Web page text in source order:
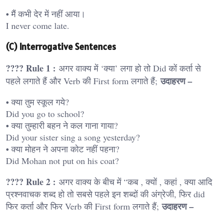
• मैं कभी देर में नहीं आया।
I never come late.
(C) Interrogative Sentences
???? Rule 1 : अगर वाक्य में ‘क्या’ लगा हो तो Did कों कर्ता से
पहले लगाते हैं और Verb की First form लगाते हैं;उदाहरण –
• क्या तुम स्कूल गये?
Did you go to school?
• क्या तुम्हारी बहन ने कल गाना गाया?
Did your sister sing a song yesterday?
• क्या मोहन ने अपना कोट नहीं पहना?
Did Mohan not put on his coat?
???? Rule 2 : अगर वाक्य के बीच में “कब , क्यों , कहां , क्या आदि
प्रश्नवाचक शब्द हो तो सबसे पहले इन शब्दों की अंग्रेजी, फिर did
फिर कर्ता और फिर Verb की First form लगाते हैं;उदाहरण –